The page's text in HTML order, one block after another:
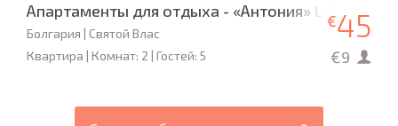
Апартаменты для отдыха - «Антония» L-72
Болгария | Святой Влас
Квартира | Комнат: 2 | Гостей: 5
€45
€9